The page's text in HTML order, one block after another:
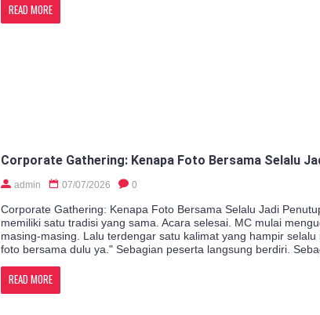
READ MORE
Corporate Gathering: Kenapa Foto Bersama Selalu
admin 07/07/2026 0
Corporate Gathering: Kenapa Foto Bersama Selalu Jadi
memiliki satu tradisi yang sama. Acara selesai. MC mulai
masing-masing. Lalu terdengar satu kalimat yang hampir
foto bersama dulu ya." Sebagian peserta langsung berdiri.
READ MORE